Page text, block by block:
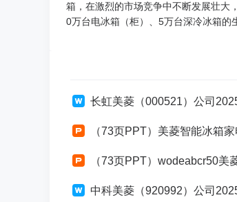
箱，在激烈的市场竞争中不断发展壮大
0万台电冰箱（柜）、5万台深冷冰箱的
长虹美菱（000521）公司
（73页PPT）美菱智能冰箱
（73页PPT）wodeabcr50
中科美菱（920992）公司